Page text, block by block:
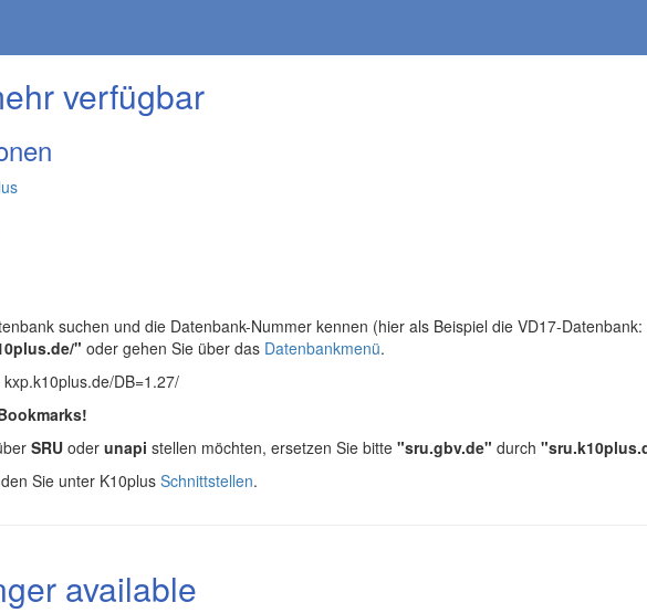
verfügbar
suchen und die Datenbank-Nummer kennen (hier als Beispiel die VD17-
" oder gehen Sie über das Datenbankmenü.
DB=1.27/
SRU oder unapi stellen möchten, ersetzen Sie bitte "sru.gbv.de" durch
Sie unter K10plus Schnittstellen.
available